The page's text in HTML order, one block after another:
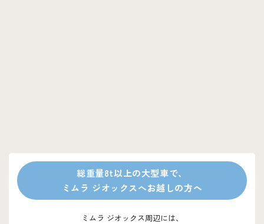
総重量8t以上の大型車で、
ミムラ ジオックスへお越しの方へ
ミムラ ジオックス周辺には、